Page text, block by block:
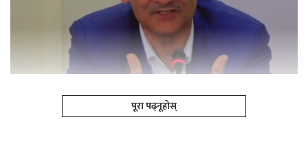
पूरा पढ्नूहोस्